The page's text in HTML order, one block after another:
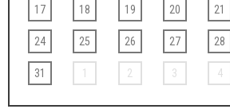
17 18 19 20 21
24 25 26 27 28
31 1 2 3 4